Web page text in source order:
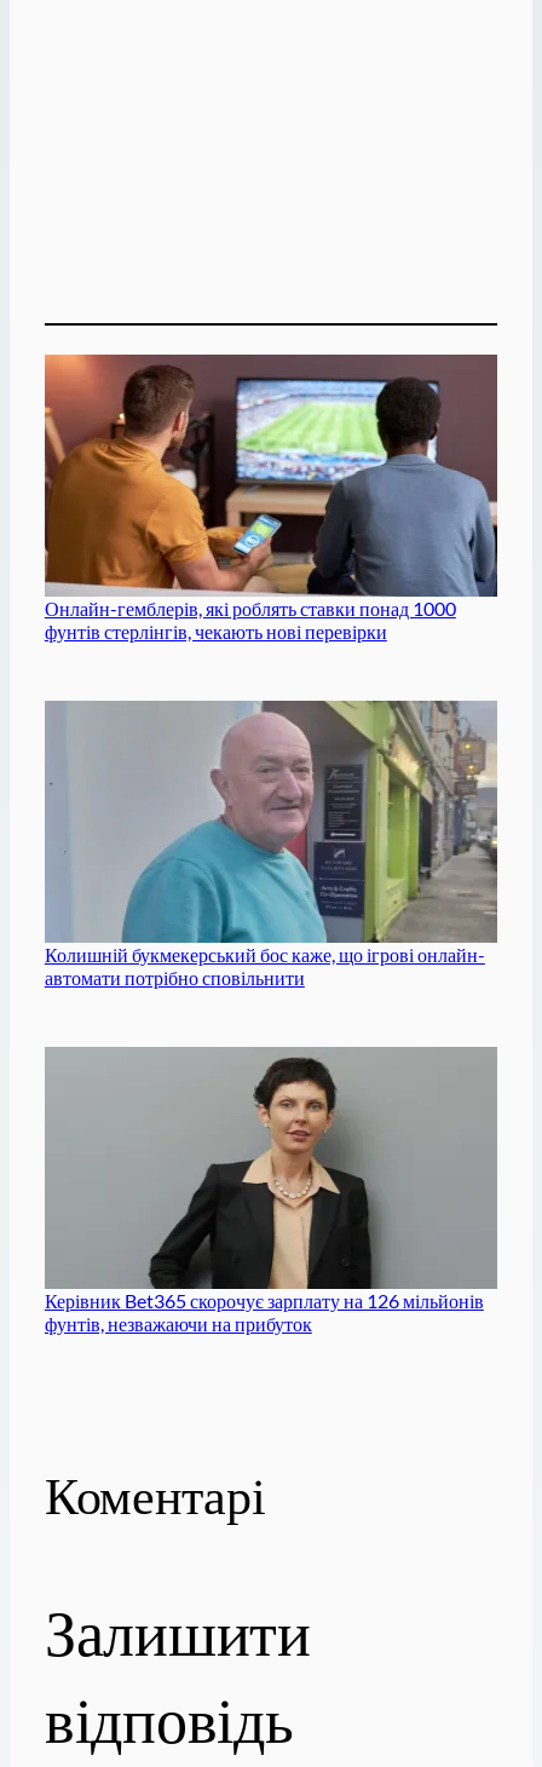
Онлайн-гемблерів, які роблять ставки понад 1000
фунтів стерлінгів, чекають нові перевірки
Колишній букмекерський бос каже, що ігрові онлайн-
автомати потрібно сповільнити
Керівник Bet365 скорочує зарплату на 126 мільйонів
фунтів, незважаючи на прибуток
Коментарі
Залишити
відповідь